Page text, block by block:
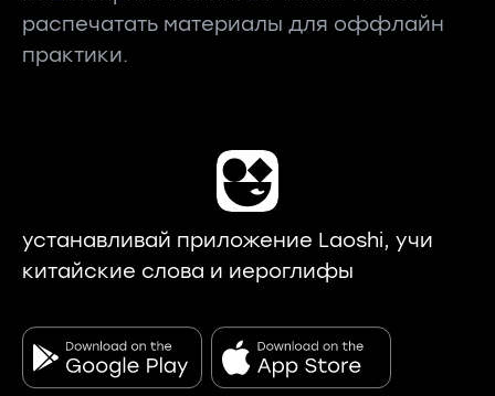
распечатать материалы для оффлайн
практики.
устанавливай приложение Laoshi, учи
китайские слова и иероглифы